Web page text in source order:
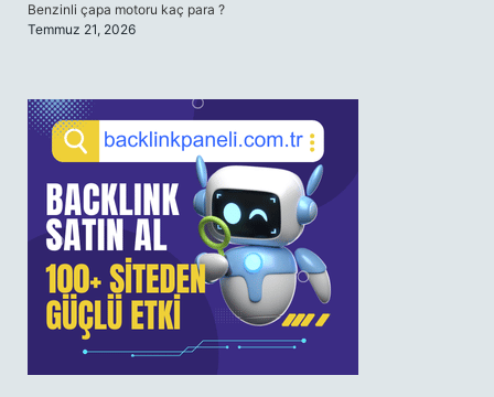
Benzinli çapa motoru kaç para ?
Temmuz 21, 2026